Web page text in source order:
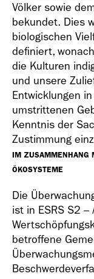
2017
Völker sowie
bekundet. Dies
biologischen
definiert,
die Kulturen
und unsere
Entwicklungen
umstrittenen
Kenntnis der
Zustimmung
IM ZUSAMMENHANG
ÖKOSYSTEME
Die
ist in ESRS S2
betroffene